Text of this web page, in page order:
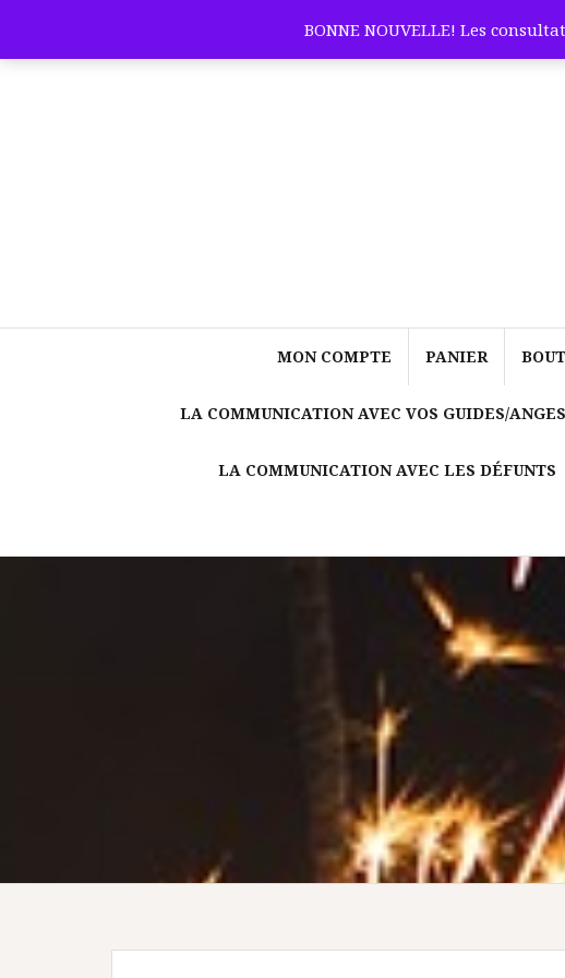
contenu
MON COMPTE PANIER
LA COMMUNICATION AVEC VOS GUIDES/ANGES
LA COMMUNICATION AVEC LES DÉFUNTS
BONNE NOUVELLE! Les